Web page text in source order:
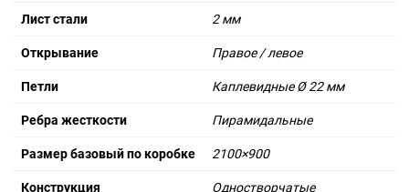
Лист стали 2 мм
Открывание Правое / левое
Петли Каплевидные Ø 22 мм
Ребра жесткости Пирамидальные
Размер базовый по коробке 2100×900
Конструкция Одностворчатые